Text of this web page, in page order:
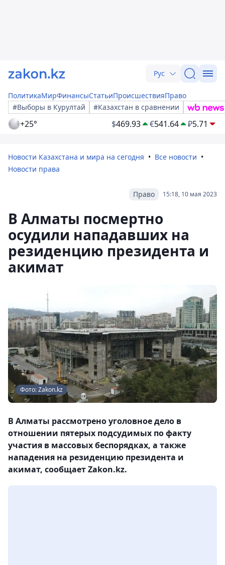
Рус
ПолитикаМирФинансыСтатьиПроисшествияПраво
#Выборы в Курултай
#Казахстан в сравнении
+25° $469.93 €541.64 ₽5.71
Новости Казахстана и мира на сегодня
Все новости
Новости права
15:18, 10 мая 2023
Право
В Алматы посмертно
осудили нападавших на
резиденцию президента и
акимат
Фото: Zakon.kz
В Алматы рассмотрено уголовное дело в
отношении пятерых подсудимых по факту
участия в массовых беспорядках, а также
нападения на резиденцию президента и
акимат, сообщает Zakon.kz.